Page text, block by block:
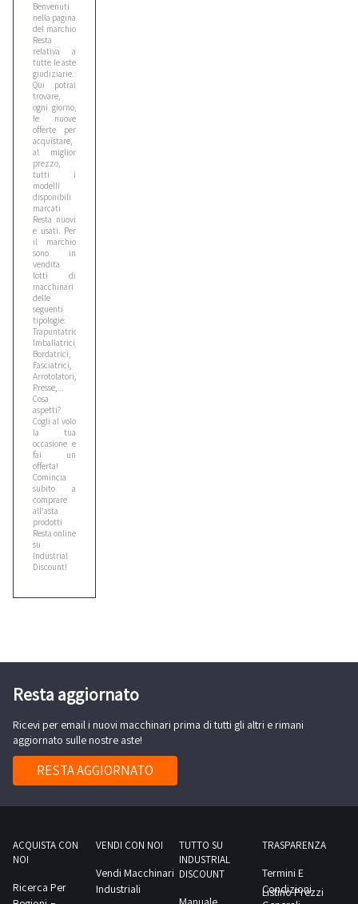
Bitelli
10
Bmw
5
Bobcat
Bomag
3
Case
Caterpillar
1
Cat
1
Cea
Cebora
2
Benvenuti
nella pagina
del marchio
Resta
relativa a
tutte le aste
giudiziarie.
Qui potrai
trovare,
ogni giorno,
le nuove
offerte per
acquistare,
al miglior
prezzo,
tutti i
modelli
disponibili
marcati
Resta nuovi
e usati. Per
il marchio
sono in
vendita
lotti di
macchinari
delle
seguenti
tipologie:
Trapuntatrici,
Imballatrici,
Bordatrici,
Fasciatrici,
Arrotolatori,
Presse,...
Cosa
aspetti?
Cogli al volo
la tua
occasione e
fai un
offerta!
Comincia
subito a
comprare
all'asta
prodotti
Resta online
su
Industrial
Discount!
Resta aggiornato
Ricevi per email i nuovi macchinari prima di tutti gli altri e rimani
aggiornato sulle nostre aste!
RESTA AGGIORNATO
ACQUISTA CON
NOI
Ricerca Per
VENDI CON NOI
Vendi Macchinari
Industriali
TUTTO SU
INDUSTRIAL
DISCOUNT
TRASPARENZA
Termini E
Condizioni
Listino Prezzi